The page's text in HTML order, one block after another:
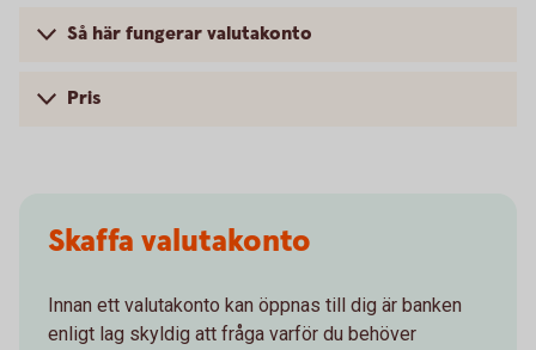
Så här fungerar valutakonto
Pris
Skaffa valutakonto
Innan ett valutakonto kan öppnas till dig är banken
enligt lag skyldig att fråga varför du behöver